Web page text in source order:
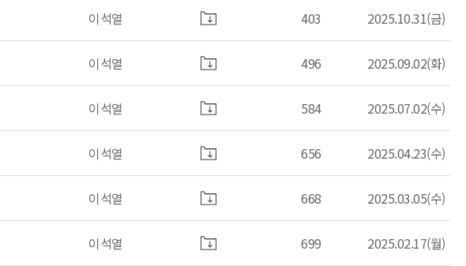
이석열 403 2025.10.31(금)
이석열 496 2025.09.02(화)
이석열 584 2025.07.02(수)
이석열 656 2025.04.23(수)
이석열 668 2025.03.05(수)
이석열 699 2025.02.17(월)